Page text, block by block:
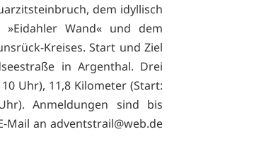
dem idyllisch
»Eidahler Wand« und dem
Kreises. Start und Ziel
in Argenthal. Drei
Uhr), 11,8 Kilometer (Start:
Anmeldungen sind bis
Mail an adventstrail@web.de